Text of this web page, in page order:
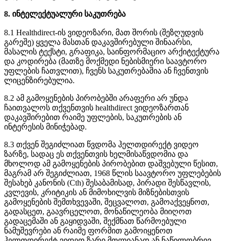
8. ინტელექტუალური საკუთრება
8.1 Healthdirect-ის ვიდეოზარი, მათ შორის (შეზღუდვის
გარეშე) ყველა მასთან დაკავშირებული შინაარსი,
მასალის ტექსტი, გრაფიკა, საინფორმაციო არქიტექტურა
და კოდირება (მათზე მოქმედი ნებისმიერი საავტორო
უფლების ჩათვლით), ჩვენს საკუთრებაშია ან ჩვენთვის
ლიცენზირებულია.
8.2 ამ გამოყენების პირობებში არაფერი არ უნდა
ჩაითვალოს თქვენთვის healthdirect ვიდეოზართან
დაკავშირებით რაიმე უფლების, საკუთრების ან
ინტერესის მინიჭებად.
8.3 თქვენ შეგიძლიათ წვდომა ჰელთდირექტ ვიდეო
ზარზე, სადაც ეს თქვენთვის ხელმისაწვდომია და
მხოლოდ ამ გამოყენების პირობებით დაშვებული წესით,
მაგრამ არ შეგიძლიათ, 1968 წლის საავტორო უფლებების
შესახებ კანონის (Cth) შესაბამისად, პირადი შესწავლის,
კვლევის, კრიტიკის ან მიმოხილვის მიზნებისთვის
გამოყენების შემთხვევაში, შეცვალოთ, გამოაქვეყნოთ,
გადასცეთ, გაავრცელოთ, მონაწილეობა მიიღოთ
გადაცემაში ან გაყიდვაში, შექმნათ წარმოებული
ნამუშევრები ან რაიმე ფორმით გამოიყენოთ